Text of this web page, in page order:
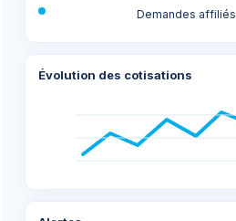
Demandes affiliés
Évolution des cotisations